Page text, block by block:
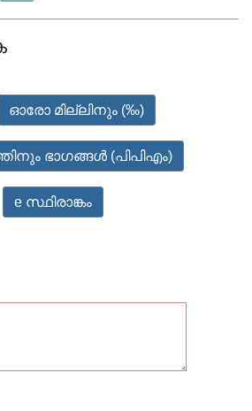
ഓരോ മില്ലിനും (‰)
ഭാഗങ്ങൾ (പിപിഎം)
e സ്ഥിരാങ്കം